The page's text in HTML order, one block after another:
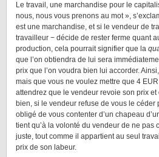
Le travail, une marchandise pour le
nous, nous vous prenons au mot »,
est une marchandise, et si le vendeur de
travailleur − décide de rester ferme quant
production, cela pourrait signifier que la
que l’on obtiendra de lui sera
prix que l’on voudra bien lui accorder.
mais que vous ne voulez mettre que 4
attendrez que le vendeur revoie son prix
bien, si le vendeur refuse de vous le céder
obligé de vous contenter d’un chapeau
tient qu’à la volonté du vendeur de ne pas
juste, tout comme il appartient au seul
prix de son labeur.